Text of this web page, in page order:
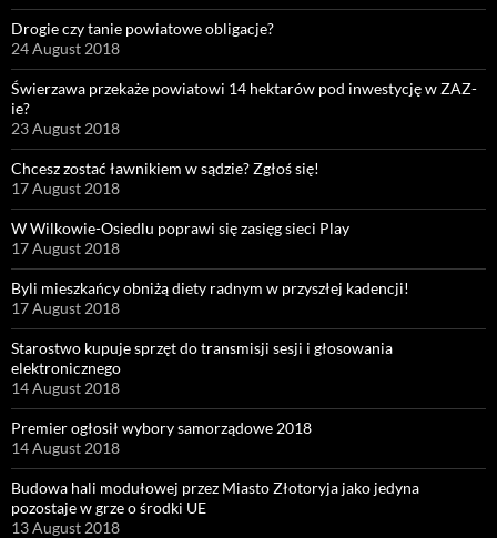
Drogie czy tanie powiatowe obligacje?
24 August 2018
Świerzawa przekaże powiatowi 14 hektarów pod inwestycję w ZAZ-
ie?
23 August 2018
Chcesz zostać ławnikiem w sądzie? Zgłoś się!
17 August 2018
W Wilkowie-Osiedlu poprawi się zasięg sieci Play
17 August 2018
Byli mieszkańcy obniżą diety radnym w przyszłej kadencji!
17 August 2018
Starostwo kupuje sprzęt do transmisji sesji i głosowania
elektronicznego
14 August 2018
Premier ogłosił wybory samorządowe 2018
14 August 2018
Budowa hali modułowej przez Miasto Złotoryja jako jedyna
pozostaje w grze o środki UE
13 August 2018